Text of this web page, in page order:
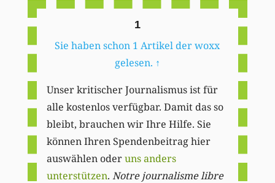
1
Sie haben schon 1 Artikel der woxx
gelesen. ↑
Unser kritischer Journalismus ist für
alle kostenlos verfügbar. Damit das so
bleibt, brauchen wir Ihre Hilfe. Sie
können Ihren Spendenbeitrag hier
auswählen oderuns anders
unterstützen. Notre journalisme libre